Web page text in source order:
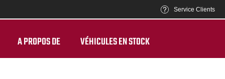
Service Clients
A PROPOS DE VÉHICULES EN STOCK